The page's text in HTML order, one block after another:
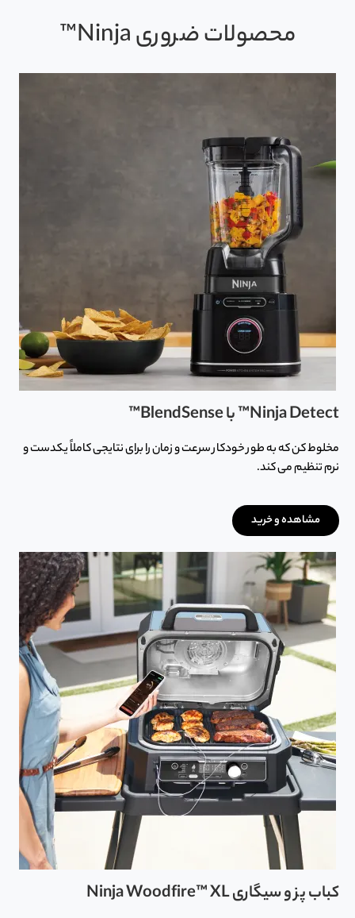
محصولات ضروری Ninja™
Ninja Detect™ با BlendSense™
مخلوط کن که به طور خودکار سرعت و زمان را برای نتایجی کاملاً یکدست و
نرم تنظیم می کند.
مشاهده و خرید
کباب پز و سیگاری Ninja Woodfire™ XL